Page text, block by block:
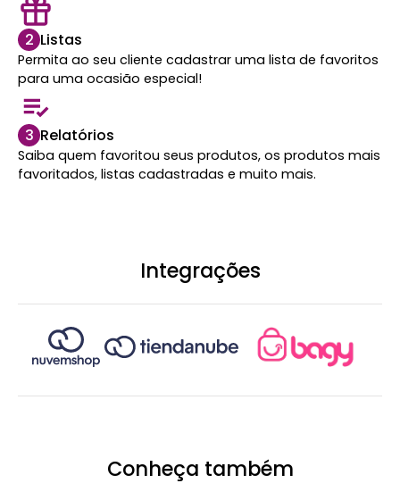
2 Listas
Permita ao seu cliente cadastrar uma lista de favoritos
para uma ocasião especial!
3 Relatórios
Saiba quem favoritou seus produtos, os produtos mais
favoritados, listas cadastradas e muito mais.
Integrações
Conheça também